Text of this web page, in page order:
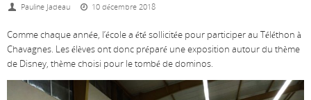
Pauline Jadeau 10 décembre 2018
Comme chaque année, l’école a été sollicitée pour participer au Téléthon à
Chavagnes. Les élèves ont donc préparé une exposition autour du thème
de Disney, thème choisi pour le tombé de dominos.